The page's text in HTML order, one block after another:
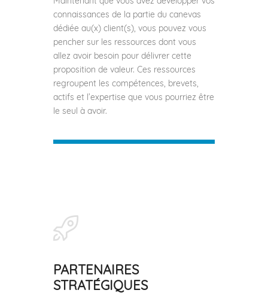
connaissances de la partie du canevas
dédiée au(x) client(s), vous pouvez vous
pencher sur les ressources dont vous
allez avoir besoin pour délivrer cette
proposition de valeur. Ces ressources
regroupent les compétences, brevets,
actifs et l’expertise que vous pourriez être
le seul à avoir.
PARTENAIRES
STRATÉGIQUES